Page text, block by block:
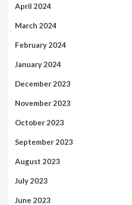
April 2024
March 2024
February 2024
January 2024
December 2023
November 2023
October 2023
September 2023
August 2023
July 2023
June 2023